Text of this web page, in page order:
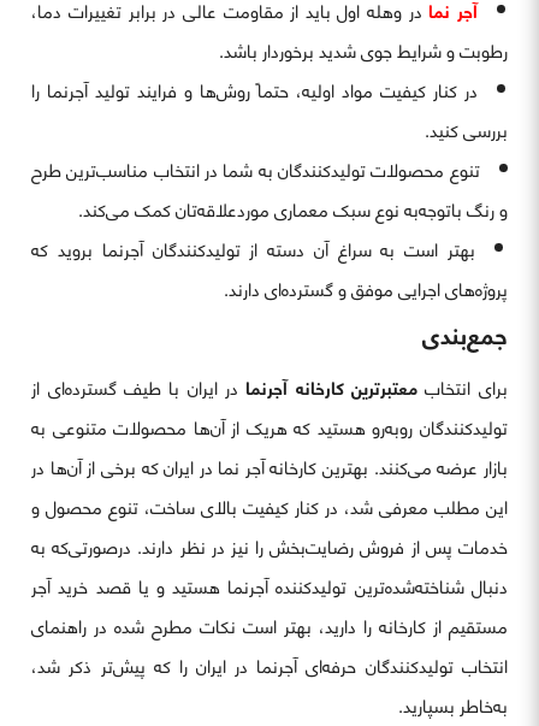
آجر نمادر وهله اول باید از مقاومت عالی در برابر تغییرات دما،
رطوبت و شرایط جوی شدید برخوردار باشد.
در کنار کیفیت مواد اولیه، حتماً روش‌ها و فرایند تولید آجرنما را
بررسی کنید.
تنوع محصولات تولیدکنندگان به شما در انتخاب مناسب‌ترین طرح
و رنگ باتوجه‌به نوع سبک معماری موردعلاقه‌تان کمک می‌کند.
بهتر است به سراغ آن دسته از تولیدکنندگان آجرنما بروید که
پروژه‌های اجرایی موفق و گسترده‌ای دارند.
جمع‌بندی
برای انتخابمعتبرترین کارخانه آجرنمادر ایران با طیف گسترده‌ای از
تولیدکنندگان روبه‌رو هستید که هریک از آن‌ها محصولات متنوعی به
بازار عرضه می‌کنند. بهترین کارخانه آجر نما در ایران که برخی از آن‌ها در
این مطلب معرفی شد، در کنار کیفیت بالای ساخت، تنوع محصول و
خدمات پس از فروش رضایت‌بخش را نیز در نظر دارند. درصورتی‌که به
دنبال شناخته‌شده‌ترین تولیدکننده آجرنما هستید و یا قصد خرید آجر
مستقیم از کارخانه را دارید، بهتر است نکات مطرح شده در راهنمای
انتخاب تولیدکنندگان حرفه‌ای آجرنما در ایران را که پیش‌تر ذکر شد،
به‌خاطر بسپارید.